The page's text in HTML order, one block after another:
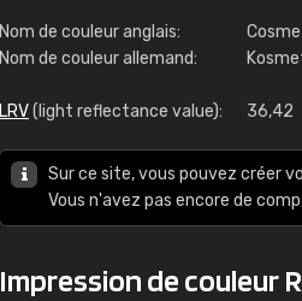
Nom de couleur anglais:
Nom de couleur allemand:
LRV(light reflectance value): 36,42
Sur ce site, vous pouvez créer
Vous n'avez pas encore de
Impression de couleur